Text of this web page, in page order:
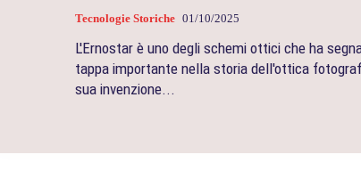
Tecnologie Storiche 01/10/2025
L'Ernostar è uno degli schemi ottici che ha
tappa importante nella storia dell'ottica
sua invenzione...